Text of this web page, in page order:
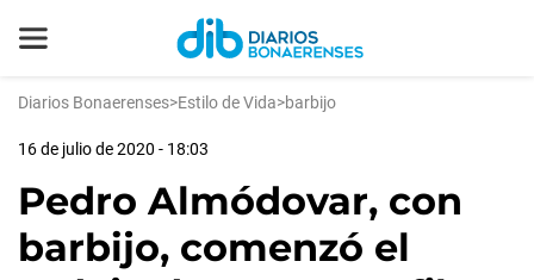
Diarios Bonaerenses>Estilo de Vida>barbijo
16 de julio de 2020 - 18:03
Pedro Almódovar, con
barbijo, comenzó el